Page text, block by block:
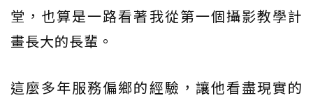
堂，也算是一路看著我從第一個攝影教學計
畫長大的長輩。
這麼多年服務偏鄉的經驗，讓他看盡現實的